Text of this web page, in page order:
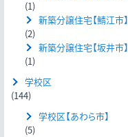
(1)
新築分譲住宅【鯖江市】
(2)
新築分譲住宅【坂井市】
(1)
学校区
(144)
学校区【あわら市】
(5)